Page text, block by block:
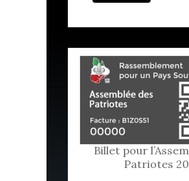
Billet pour
Patriotes